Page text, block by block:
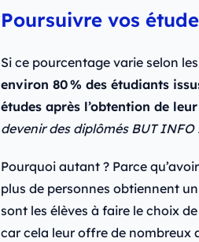
Poursuivre vos
Si ce pourcentage varie selon
environ 80 % des étudiants
études après l’obtention de
devenir des diplômés BUT
Pourquoi autant ? Parce
plus de personnes obtiennent
sont les élèves à faire le choix
car cela leur offre de nombreux